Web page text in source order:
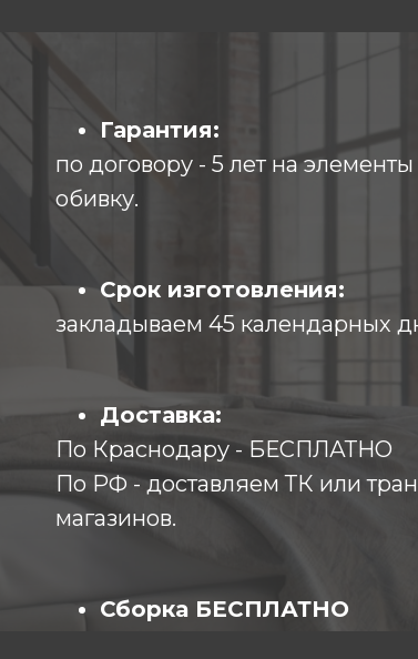
Гарантия:
по договору - 5 лет на
обивку.
Срок изготовления:
закладываем 45 календарных
Доставка:
По Краснодару - БЕСПЛАТНО
По РФ - доставляем ТК или
магазинов.
Сборка БЕСПЛАТНО